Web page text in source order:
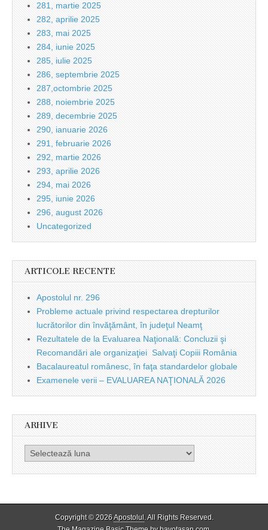
281, martie 2025
282, aprilie 2025
283, mai 2025
284, iunie 2025
285, iulie 2025
286, septembrie 2025
287,octombrie 2025
288, noiembrie 2025
289, decembrie 2025
290, ianuarie 2026
291, februarie 2026
292, martie 2026
293, aprilie 2026
294, mai 2026
295, iunie 2026
296, august 2026
Uncategorized
ARTICOLE RECENTE
Apostolul nr. 296
Probleme actuale privind respectarea drepturilor
lucrătorilor din învăţământ, în judeţul Neamţ
Rezultatele de la Evaluarea Naţională: Concluzii şi
Recomandări ale organizaţiei Salvaţi Copiii România
Bacalaureatul românesc, în faţa standardelor globale
Examenele verii – EVALUAREA NAŢIONALĂ 2026
ARHIVE
Arhive
Copyright © 2026Apostolul. All Rights Reserved.